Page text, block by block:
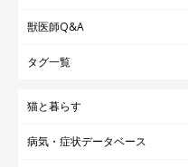
獣医師Q&A
タグ一覧
猫と暮らす
病気・症状データベース